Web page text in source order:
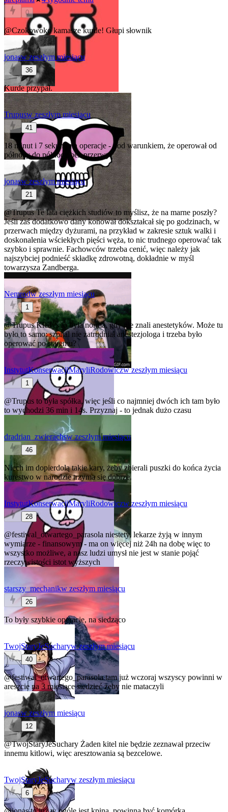
0
@Czokowoko kamasze kurde! Głupi słownik
jonasw zeszłym miesiącu
36
Kurde przypał.
Trupusw zeszłym miesiącu
41
18 minut i 7 sekund na operacje - pod warunkiem, że operował od
północy do północy bez przerwy
jonasw zeszłym miesiącu
21
@TrupusTe lata ciężkich studiów to myślisz, że na marne poszły?
Jeśli zaś dodatkowo dany konował dokształcał się po godzinach, w
przerwach między dyżurami, na przykład w zakresie sztuk walki i
doskonalenia wściekłych pięści węża, to nic trudnego operować tak
szybko i sprawnie. Fachowców trzeba cenić, więc należy jak
najszybciej podnieść składkę zdrowotną, dokładnie w myśl
towarzysza Zandberga.
Nemrodw zeszłym miesiącu
1
@TrupusKiedyś to była norma, gdy nie znali anestetyków. Może tu
było to samo: szpital nie zatrudniał anestezjologa i trzeba było
operować po staremu?
InstytutKonserwacjiMaryliRodowiczw zeszłym miesiącu
1
@Trupus to była spółka, więc jeśli co najmniej dwóch ich tam było
to wychodzi 36 min i 14s. Przyznaj - to jednak dużo czasu
dradrian_zwierachsw zeszłym miesiącu
46
Niech im dopierdolą takie kary, żeby zbierali puszki do końca życia
kurestwo w narodzie trzyma się dobrze.
InstytutKonserwacjiMaryliRodowiczw zeszłym miesiącu
28
@festiwal_otwartego_parasola niestety, lekarze żyją w innym
wymiarze - finansowym - ma on więcej niż 24h na dobę więc to
wszystko możliwe, a nasz ludzi umysł nie jest w stanie pojąć
rzeczywistości istot wyższych
starszy_mechanikw zeszłym miesiącu
26
To były szybkie operacje, na siedząco
TwojStaryJeSucharyw zeszłym miesiącu
40
@festiwal_otwartego_parasolatam już wczoraj wszyscy powinni w
areszcie na 3 miesiące siedzieć żeby nie mataczyli
jonasw zeszłym miesiącu
12
@TwojStaryJeSuchary Żaden kitel nie będzie zeznawał przeciw
innemu kitlowi, więc aresztowania są bezcelowe.
TwojStaryJeSucharyw zeszłym miesiącu
6